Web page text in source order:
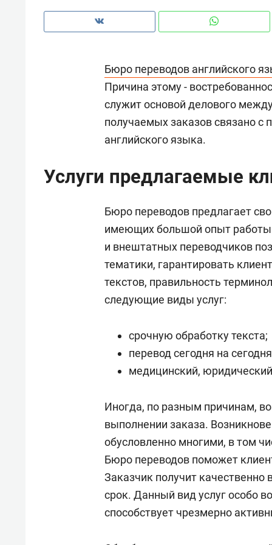
Бюро переводов английского
Причина этому -
служит основой делового
получаемых заказов связано с
английского языка.
Услуги предлагаемые
Бюро переводов предлагает
имеющих большой опыт работы
и внештатных переводчиков
тематики, гарантировать
текстов, правильность
следующие виды услуг:
срочную обработку текста;
перевод сегодня на
медицинский,
Иногда, по разным причинам,
выполнении заказа.
обусловленно многими, в том
Бюро переводов поможет
Заказчик получит
срок. Данный вид услуг особо
способствует чрезмерно
рынки, почему надо знать
чем интересен Оман?
создают оазис жилого
комфорта под Казанью
ID